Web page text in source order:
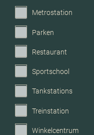
Parkeerfaciliteiten
Garage
Metrostation
Parken
Restaurant
Sportschool
Tankstations
Treinstation
Winkelcentrum